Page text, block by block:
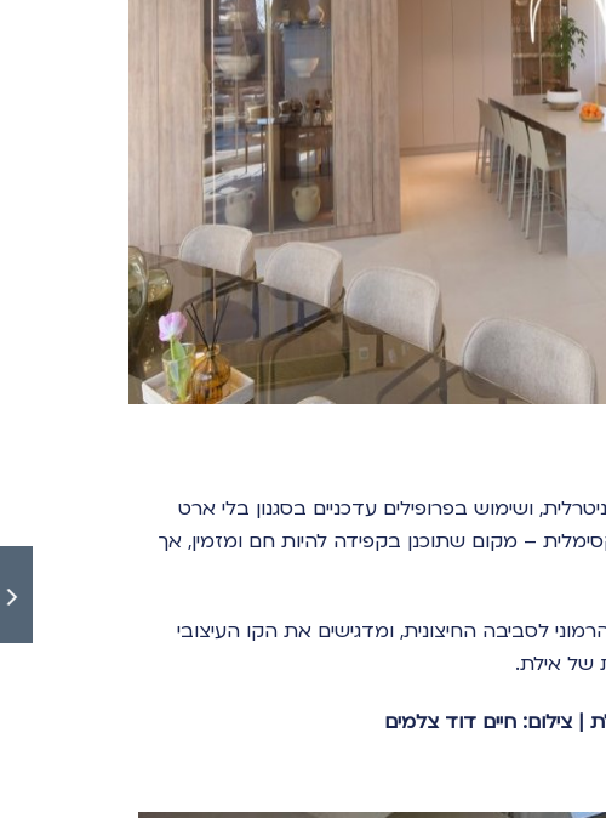
ושימוש בפרופילים עדכניים בסגנון בלי ארט
– מקום שתוכנן בקפידה להיות חם ומזמין, אך
לסביבה החיצונית, ומדגישים את הקו העיצובי
של אילת.
| צילום: חיים דוד צלמים